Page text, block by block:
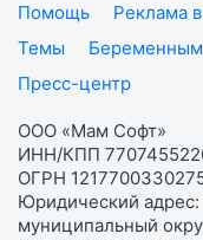
Помощь
Реклама
Темы
Беременным
Пресс-центр
ООО «Мам Софт»
ИНН/КПП
ОГРН
Юридический адрес:
муниципальный